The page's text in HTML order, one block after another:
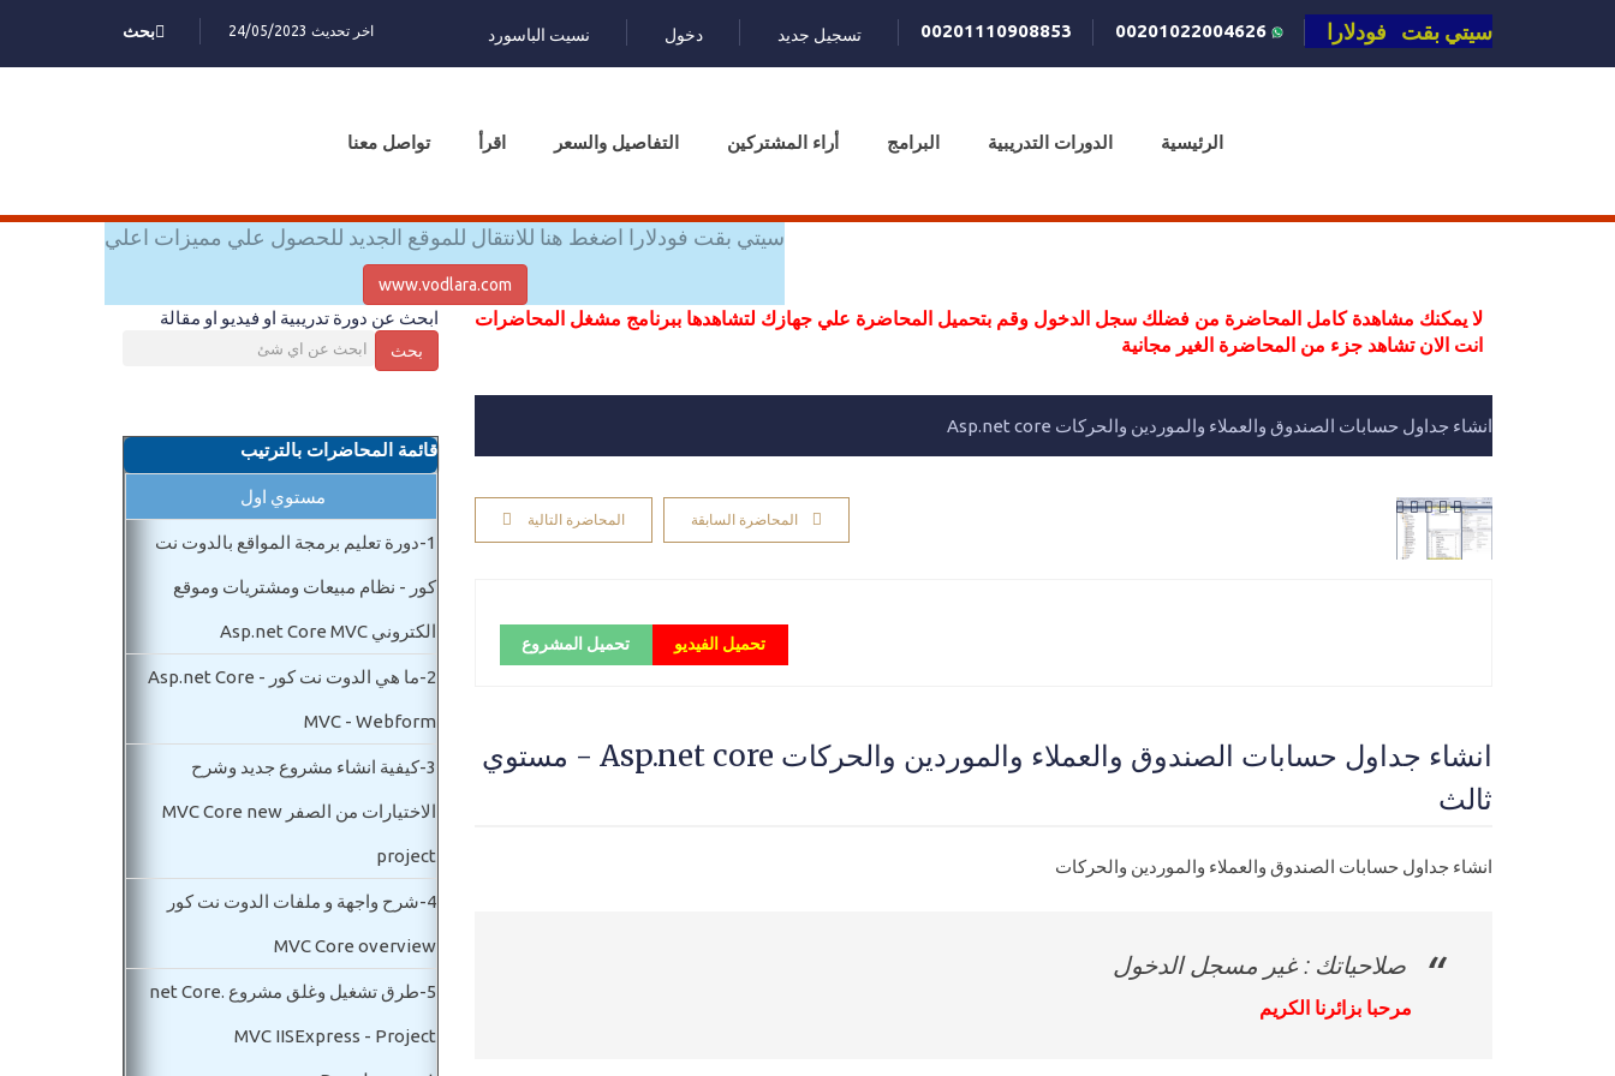
سيتي بقت فودلارا 00201110908853 تسجيل جديد دخول نسيت الباسورد اخر تحديث 24/05/2023 بحث
الرئيسية الدورات التدريبية البرامج أراء المشتركين التفاصيل والسعر اقرأ تواصل معنا
سيتي بقت فودلارا اضغط هنا للانتقال للموقع الجديد للحصول علي مميزات اعلي
www.vodlara.com
لا يمكنك مشاهدة كامل المحاضرة من فضلك سجل الدخول وقم بتحميل المحاضرة علي جهازك لتشاهدها ببرنامج مشغل المحاضرات
انت الان تشاهد جزء من المحاضرة الغير مجانية
انشاء جداول حسابات الصندوق والعملاء والموردين والحركات Asp.net core
المحاضرة السابقة المحاضرة التالية
تحميل المشروع تحميل الفيديو
انشاء جداول حسابات الصندوق والعملاء والموردين والحركات Asp.net core - مستوي
ثالث
انشاء جداول حسابات الصندوق والعملاء والموردين والحركات
صلاحياتك : غير مسجل الدخول
مرحبا بزائرنا الكريم
ابحث عن دورة تدريبية او فيديو او مقالة
بحث
قائمة المحاضرات بالترتيب
مستوي اول
1- دورة تعليم برمجة المواقع بالدوت نت
كور - نظام مبيعات ومشتريات وموقع
الكتروني Asp.net Core MVC
2- ما هي الدوت نت كور Asp.net Core -
MVC - Webform
3- كيفية انشاء مشروع جديد وشرح
الاختيارات من الصفر MVC Core new
project
4- شرح واجهة و ملفات الدوت نت كور
MVC Core overview
5- طرق تشغيل وغلق مشروع .net Core
MVC IISExpress - Project